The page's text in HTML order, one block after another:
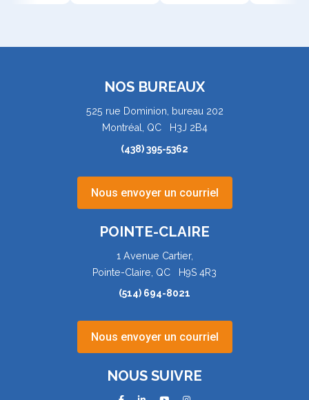
NOS BUREAUX
525 rue Dominion, bureau 202
Montréal, QC H3J 2B4
(438) 395-5362
Nous envoyer un courriel
POINTE-CLAIRE
1 Avenue Cartier,
Pointe-Claire, QC H9S 4R3
(514) 694-8021
Nous envoyer un courriel
NOUS SUIVRE